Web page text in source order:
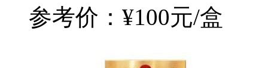
参考价：¥100元/盒